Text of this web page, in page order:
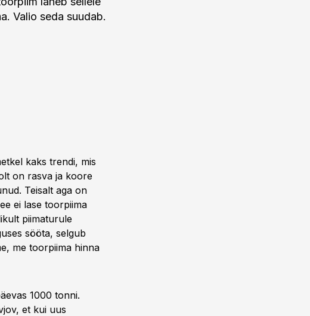
Valio seda suudab.
kaks trendi, mis
on rasva ja koore
Teisalt aga on
ei lase toorpiima
piimaturule
sööta, selgub
me toorpiima hinna
1000 tonni.
et kui uus